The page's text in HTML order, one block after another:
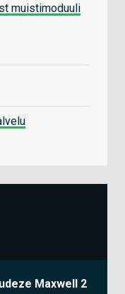
muistimoduuli
Maxwell 2